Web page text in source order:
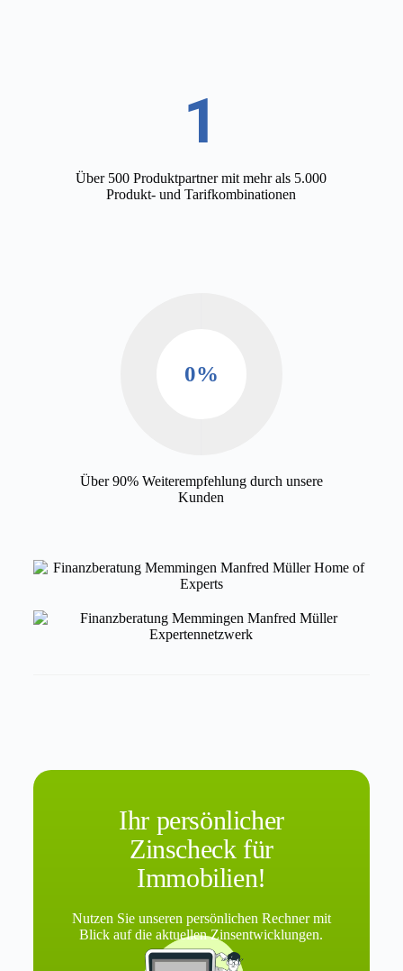
1
Über 500 Produktpartner mit mehr als 5.000
Produkt- und Tarifkombinationen
0%
Über 90% Weiterempfehlung durch unsere
Kunden
Ihr persönlicher
Zinscheck für
Immobilien!
Nutzen Sie unseren persönlichen Rechner mit
Blick auf die aktuellen Zinsentwicklungen.